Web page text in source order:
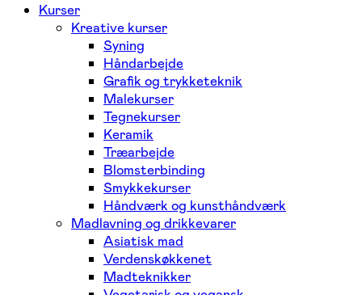
Kurser
Kreative kurser
Syning
Håndarbejde
Grafik og trykketeknik
Malekurser
Tegnekurser
Keramik
Træarbejde
Blomsterbinding
Smykkekurser
Håndværk og kunsthåndværk
Madlavning og drikkevarer
Asiatisk mad
Verdenskøkkenet
Madteknikker